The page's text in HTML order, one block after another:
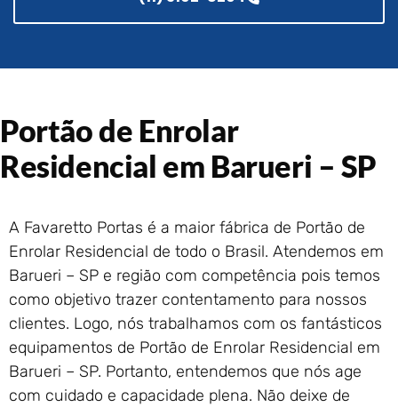
Portão de Garagem de
Enrolar em Petrópolis – RJ
Portão de Garagem de
Enrolar em Paraty – RJ
Enrolar em Nova Iguaçu – RJ
Portão de Garagem de
Enrolar em Nova Friburgo –
RJ
Portão de Enrolar
Residencial em Barueri – SP
A Favaretto Portas é a maior fábrica de Portão de
Enrolar Residencial de todo o Brasil. Atendemos em
Barueri – SP e região com competência pois temos
como objetivo trazer contentamento para nossos
clientes. Logo, nós trabalhamos com os fantásticos
equipamentos de Portão de Enrolar Residencial em
Barueri – SP. Portanto, entendemos que nós age
com cuidado e capacidade plena. Não deixe de